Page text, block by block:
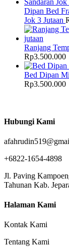
Dipan Bed
Jok 3 Jutaan
Ranjang
Rp3.500.000
Bed Dipan
Rp3.500.000
Hubungi Kami
+6822-1654-4898
Jl. Paving
Tahunan Kab.
Halaman Kami
Kontak Kami
Tentang Kami